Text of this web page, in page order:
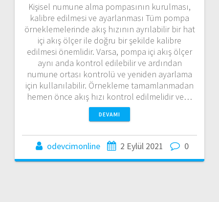
Kişisel numune alma pompasının kurulması,
kalibre edilmesi ve ayarlanması Tüm pompa
örneklemelerinde akış hızının ayrılabilir bir hat
içi akış ölçer ile doğru bir şekilde kalibre
edilmesi önemlidir. Varsa, pompa içi akış ölçer
aynı anda kontrol edilebilir ve ardından
numune ortası kontrolü ve yeniden ayarlama
için kullanılabilir. Örnekleme tamamlanmadan
hemen önce akış hızı kontrol edilmelidir ve…
DEVAMI
odevcimonline 2 Eylül 2021 0